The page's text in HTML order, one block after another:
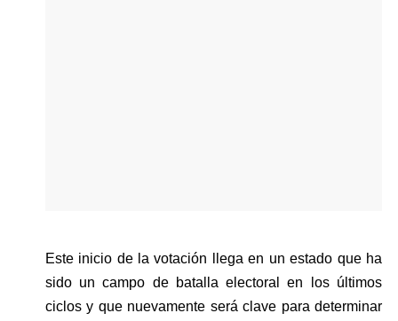
Este inicio de la votación llega en un estado que ha
sido un campo de batalla electoral en los últimos
ciclos y que nuevamente será clave para determinar